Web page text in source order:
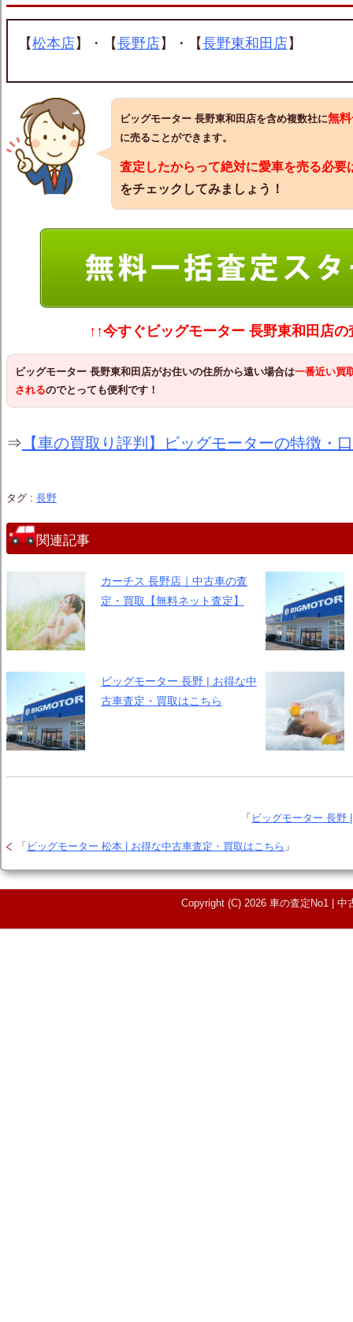
【松本店】・【長野店】・【長野東和田店】
ビッグモーター 長野東和田店を含め複数社に無
に売ることができます。
査定したからって絶対に愛車を売る必要
をチェックしてみましょう！
↑↑今すぐビッグモーター 長野東和田店
ビッグモーター 長野東和田店がお住いの住所から遠い場合は一番近い買
されるのでとっても便利です！
⇒ 【車の買取り評判】ビッグモーターの特徴・
タグ : 長野
関連記事
カーチス 長野店｜中古車の査
定・買取【無料ネット査定】
ビッグモーター 長野 | お得な中
古車査定・買取はこちら
「 ビッグモーター 長野
「 ビッグモーター 松本 | お得な中古車査定・買取はこちら 」
Copyright (C) 2026 車の査定No1 |